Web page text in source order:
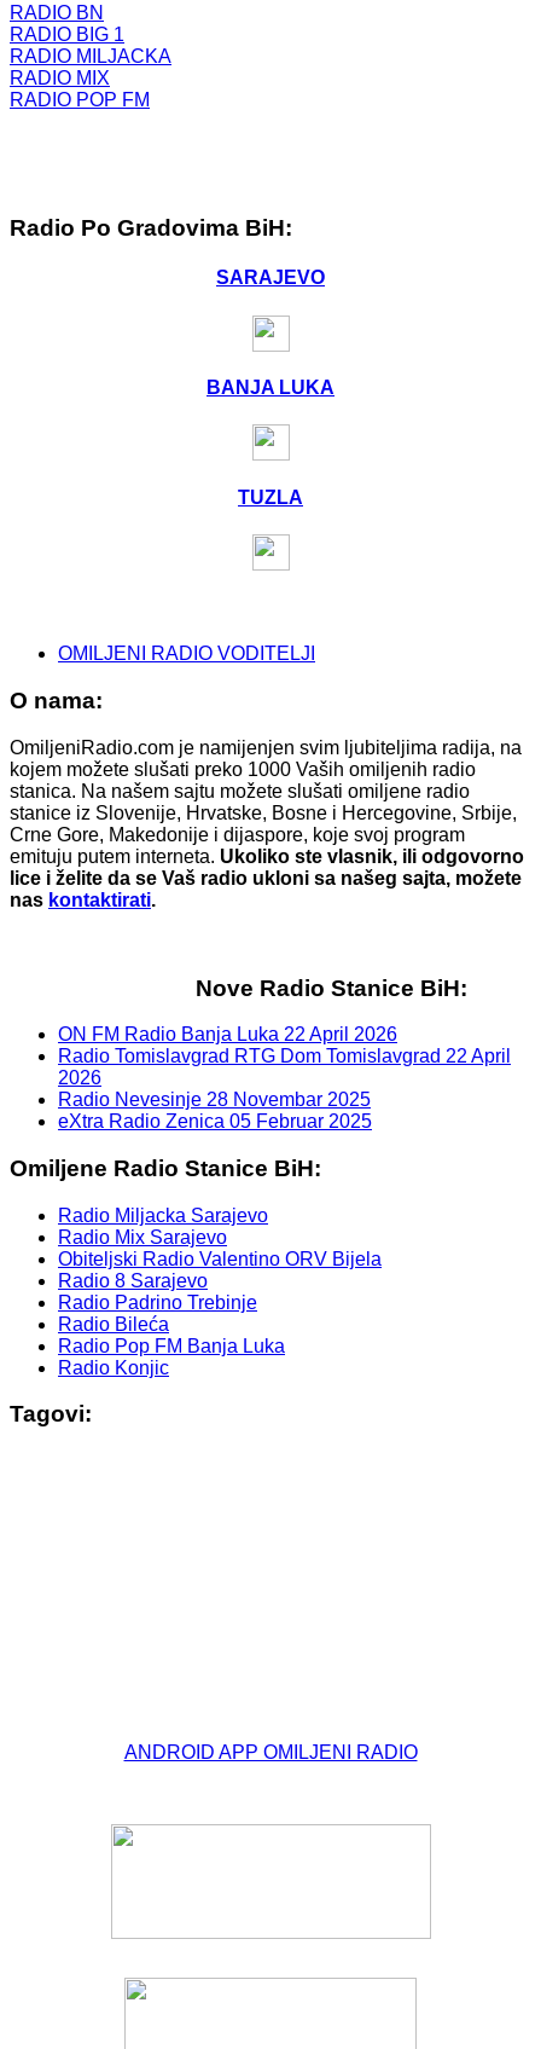
RADIO BN
RADIO BIG 1
RADIO MILJACKA
RADIO MIX
RADIO POP FM
Radio Po Gradovima BiH:
SARAJEVO
BANJA LUKA
TUZLA
OMILJENI RADIO VODITELJI
O nama:
OmiljeniRadio.com je namijenjen svim ljubiteljima radija, na
kojem možete slušati preko 1000 Vaših omiljenih radio
stanica. Na našem sajtu možete slušati omiljene radio
stanice iz Slovenije, Hrvatske, Bosne i Hercegovine, Srbije,
Crne Gore, Makedonije i dijaspore, koje svoj program
emituju putem interneta. Ukoliko ste vlasnik, ili odgovorno
lice i želite da se Vaš radio ukloni sa našeg sajta, možete
nas kontaktirati.
Nove Radio Stanice BiH:
ON FM Radio Banja Luka 22 April 2026
Radio Tomislavgrad RTG Dom Tomislavgrad 22 April
2026
Radio Nevesinje 28 Novembar 2025
eXtra Radio Zenica 05 Februar 2025
Omiljene Radio Stanice BiH:
Radio Miljacka Sarajevo
Radio Mix Sarajevo
Obiteljski Radio Valentino ORV Bijela
Radio 8 Sarajevo
Radio Padrino Trebinje
Radio Bileća
Radio Pop FM Banja Luka
Radio Konjic
Tagovi:
ANDROID APP OMILJENI RADIO